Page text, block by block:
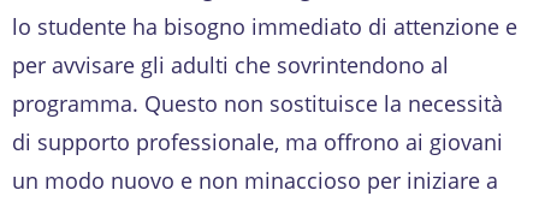
lo studente ha bisogno immediato di attenzione e
per avvisare gli adulti che sovrintendono al
programma. Questo non sostituisce la necessità
di supporto professionale, ma offrono ai giovani
un modo nuovo e non minaccioso per iniziare a